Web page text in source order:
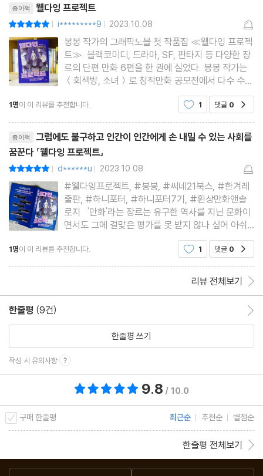
종이책 웰다잉 프로젝트
| i*********9 | 2023.10.08
봉봉 작가의 그래픽노블 첫 작품집 ≪웰다잉 프로젝
트≫. 블랙코미디, 드라마, SF, 판타지 등 다양한 장
르의 단편 만화 6편을 한 권에 실었다. 봉봉 작가는
＜회색방, 소녀＞로 창작만화 공모전에서 다수 수상
한 바 있는, 많은 독자들에게 사랑을 받아온 실력파
작가다. 이 작품집도 그 명성에 걸맞게, 시공간을 초
에 소름 돋게
1명이 이 리뷰를 추천합니다. 1 댓글 0
종이책
그럼에도 불구하고 인간이 인간에게 손 내밀 수 있는 사회를
꿈꾼다 『웰다잉 프로젝트』
| d******u | 2023.10.08
#웰다잉프로젝트, #봉봉, #씨네21북스, #한겨레
출판, #하니포터, #하니포터7기, #환상만화앤솔
로지 '만화'라는 장르는 유구한 역사를 지닌 문화이
면서도 그에 걸맞은 평가를 못 받지 않나 싶어 아쉬
웠다. 그런데 요즘에 웹툰이 크게 각광받고 있어 좋
으면서도 오락성과 재미에 치중하면 어쩌나 염려도
1명이 이 리뷰를 추천합니다. 1 댓글 0
리뷰 전체보기
한줄평 (9건)
한줄평 쓰기
작성 시 유의사항
9.8 / 10.0
구매 한줄평 최근순 추천순 별점순
한줄평 전체보기